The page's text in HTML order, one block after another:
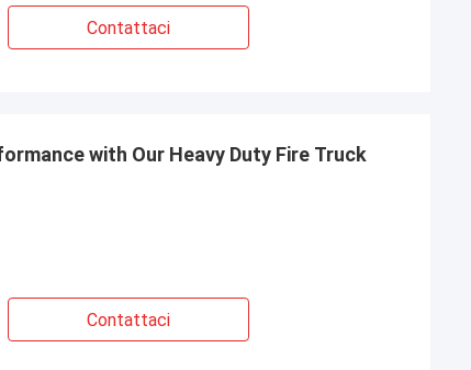
Contattaci
with Our Heavy Duty Fire Truck
Contattaci